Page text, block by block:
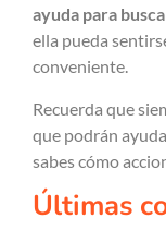
ayuda para
ella pueda
conveniente.
Recuerda que
que podrán
sabes cómo
Últimas